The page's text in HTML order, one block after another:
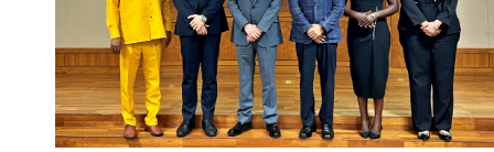
강조하며 강연을 마쳤다.국제지역연구센터
HK+국가전략사업단은 '초국적 협력과 소통의 모색: 통일 환경
조성을 위한 북방 문화 접점 확인과 문화 허브의 구축'을
아젠다로 다양한 연구를 수행하고 있다. 사업단은 북방지역을
둘러싼 국제정세와 문화 외교 안보를 아우르는 학제적 연구를
연결되지 않은 채 형성되는 '테러 없는 이슬람혐오
(Islamophobia)' 현상에 대해 일본과 한국의 사례를 비교했다.
김은지 책임연구원은 'Representing Second-Generation
Arab Immigrants and Conditional Citizenship: A Study of
Multicultural Discourse in Korean Television Programs'라는
호라산에서 차가타이 울루스의 유목 엘리트와 정주민 사회가
밀접하게 연결되어 있었음을 설명했다. 이어 14세기 중반
차아다이 울루스의 분열 이후 티무르가 차가타이계 정치
질서와 칭기스 왕조의 권위를 활용해 세력을 확대하고, 훌레구
울루스의 옛 영역까지 포괄하는 대차가타이 울루스 를